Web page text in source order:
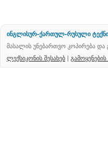
ინგლისურ-ქართულ-რუსული
მასალის უნებართვო კოპირება
ლექსიკონის შესახებ |